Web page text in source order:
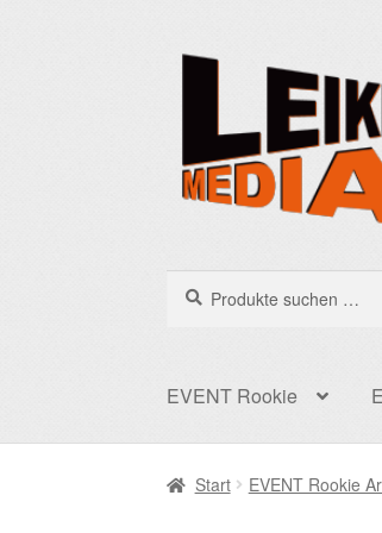
springen
springen
nach:
EVENT Rookie
Start EVENT Rookie